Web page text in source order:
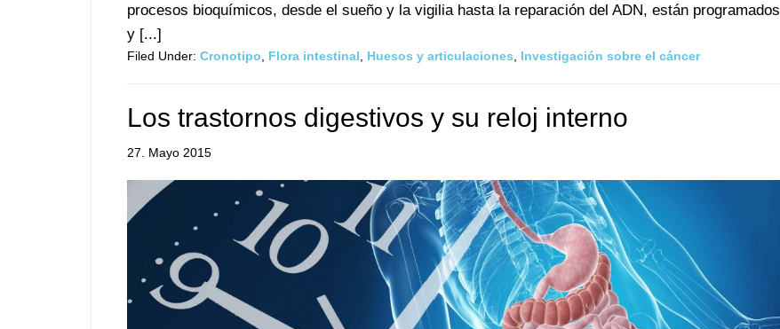
procesos bioquímicos, desde el sueño y la vigilia hasta la reparación del ADN, están programados
y [...]
Filed Under: Cronotipo Flora intestinal Huesos y articulaciones Investigación sobre el cáncer
Los trastornos digestivos y su reloj interno
27. Mayo 2015